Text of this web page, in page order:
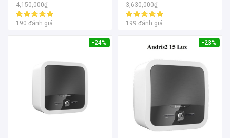
4,150,000₫
190 đánh giá
3,630,000₫
199 đánh giá
-24% -23%